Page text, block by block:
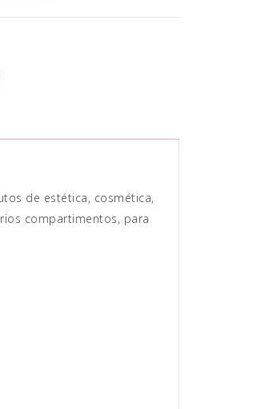
de estética, cosmética,
compartimentos, para